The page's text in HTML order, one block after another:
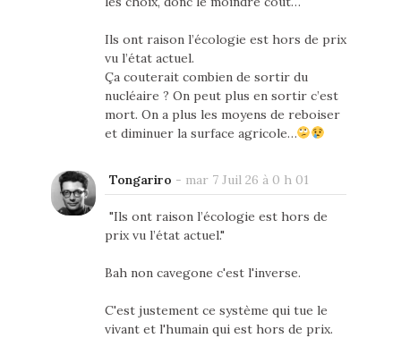
Ils ont raison l’écologie est hors de prix
vu l’état actuel.
Ça couterait combien de sortir du
nucléaire ? On peut plus en sortir c’est
mort. On a plus les moyens de reboiser
et diminuer la surface agricole…
Tongariro - mar 7 Juil 26 à 0 h 01
"Ils ont raison l’écologie est hors de
prix vu l’état actuel."
Bah non cavegone c'est l'inverse.
C'est justement ce système qui tue le
vivant et l'humain qui est hors de prix.